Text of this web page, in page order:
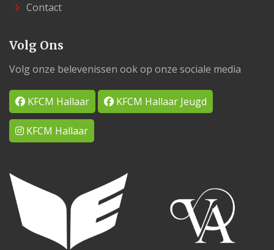
Contact
Volg Ons
Volg onze belevenissen ook op onze sociale media
KFCM Hallaar KFCM Hallaar Jeugd
KFCM Hallaar